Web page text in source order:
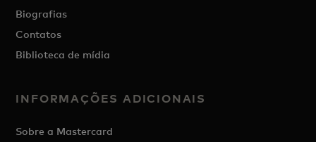
Biografias
Contatos
Biblioteca de mídia
INFORMAÇÕES ADICIONAIS
Sobre a Mastercard